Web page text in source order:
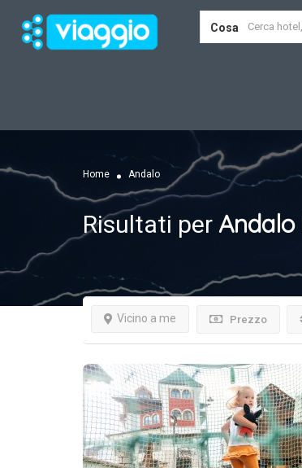
Cosa
Home Andalo
Risultati per Andalo
Prezzo
Vicino a me